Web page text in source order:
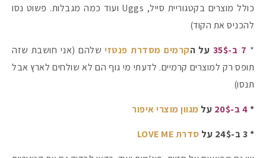
כולל מוצרים בקטגוריית סייל, Uggs ועוד כמה מגבלות. פשוט נסו
להכניס את הקוד)
* 7 ב-35$ על הקרמים מסדרת פנטזי שלהם (אני חושבת שזה
תופס רק למוצרים קרמיים. לדעתי מי גוף הם לא שולחים לארץ אבל
תנסו)
*4 ב-20$ על מגוון מוצרי איפור
* 3 ב-24$ על
סדרת LOVE ME